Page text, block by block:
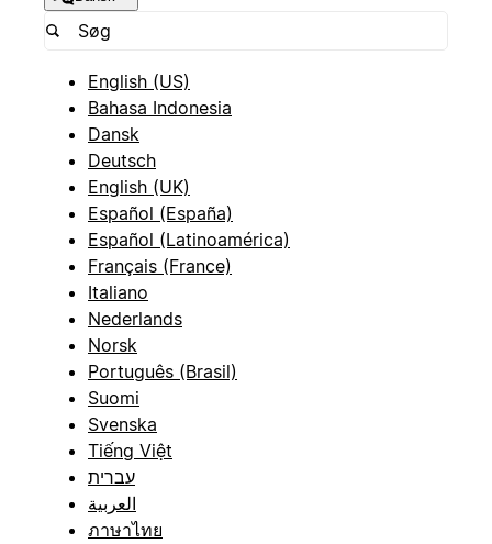
English (US)
Bahasa Indonesia
Dansk
Deutsch
English (UK)
Español (España)
Español (Latinoamérica)
Français (France)
Italiano
Nederlands
Norsk
Português (Brasil)
Suomi
Svenska
Tiếng Việt
עברית
العربية
ภาษาไทย